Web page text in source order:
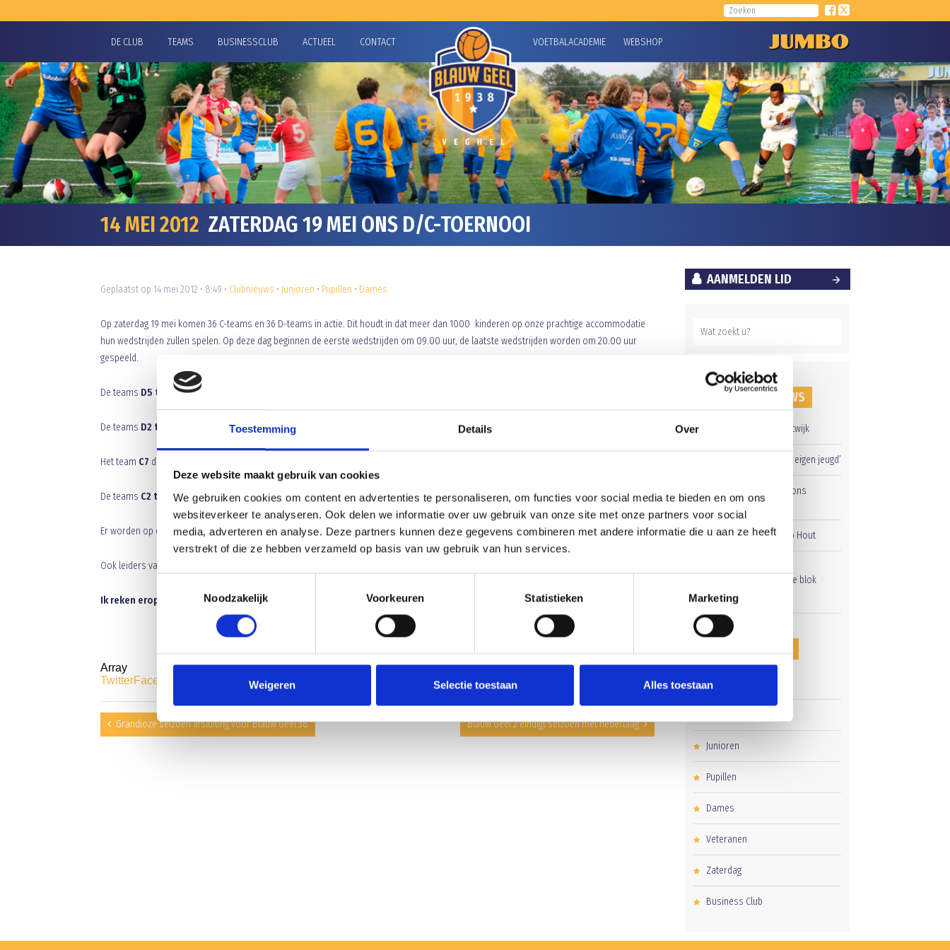
Toestemming Details Over
Deze website maakt gebruik van cookies
We gebruiken cookies om content en advertenties te personaliseren, om functies voor social media te bieden en om ons
websiteverkeer te analyseren. Ook delen we informatie over uw gebruik van onze site met onze partners voor social
media, adverteren en analyse. Deze partners kunnen deze gegevens combineren met andere informatie die u aan ze heeft
verstrekt of die ze hebben verzameld op basis van uw gebruik van hun services.
Noodzakelijk
Voorkeuren Statistieken Marketing
Weigeren Selectie toestaan Alles toestaan
DE CLUB TEAMS BUSINESSCLUB ACTUEEL CONTACT VOETBALACADEMIE WEBSHOP
14 MEI 2012 ZATERDAG 19 MEI ONS D/C-TOERNOOI
Geplaatst op 14 mei 2012 • 8:49 • Clubnieuws • Junioren • Pupillen • Dames
Op zaterdag 19 mei komen 36 C-teams en 36 D-teams in actie. Dit houdt in dat meer dan 1000 kinderen op onze prachtige accommodatie
hun wedstrijden zullen spelen. Op deze dag beginnen de eerste wedstrijden om 09.00 uur, de laatste wedstrijden worden om 20.00 uur
gespeeld.
De teams D5 tm D10dienen om
De teams D2 tm D4 12.30 uuraanwezig te zijn, einde toernooi rond 16.15 uur.
Het team C7 dient om
De teams C2 tm C6dienen om16.30 uuraanwezig te zijn, einde toernooi rond 20.15 uur.
Er worden op deze dagGEENintrapballen uitgegeven.
Ook leiders van Blauw Geel dienen
Ik reken erop dat de groespleiders deze dag aanwezig zijn.
Array
TwitterFacebook
Grandioze seizoen afsluiting voor Blauw Geel’38 Blauw Geel 2 eindigt seizoen met nederlaag
AANMELDEN LID
RECENT NIEUWS
Flinke nederlaag in Katwijk
‘Méér kansen voor de eigen jeugd’
Groot onderhoud op ons
sportpark
Overwinning op Mierlo Hout
oefenwedstrijd tweede blok
Clubnieuws
Junioren
Pupillen
Dames
Veteranen
Zaterdag
Business Club